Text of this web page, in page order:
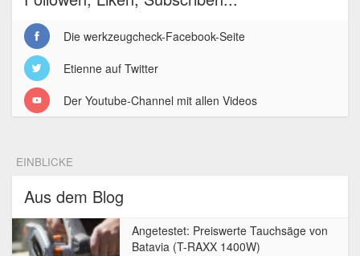
Die werkzeugcheck-Facebook-Seite
Etienne auf Twitter
Der Youtube-Channel mit allen Videos
EINBLICKE
Aus dem Blog
Angetestet: Preiswerte Tauchsäge von
Batavia (T-RAXX 1400W)